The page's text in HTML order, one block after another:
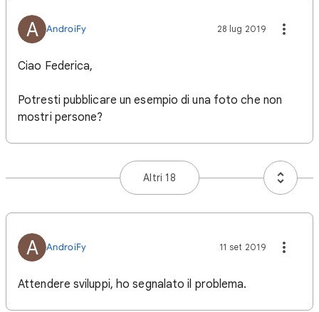
A AndroiFy 28 lug 2019
Ciao Federica,
Potresti pubblicare un esempio di una foto che non
mostri persone?
Altri 18
A AndroiFy 11 set 2019
Attendere sviluppi, ho segnalato il problema.